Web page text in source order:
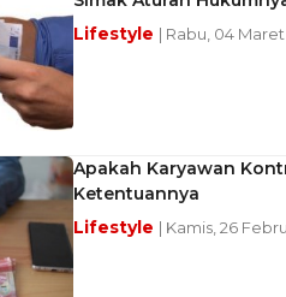
Lifestyle | Rabu, 04 Maret
Apakah Karyawan
Ketentuannya
Lifestyle | Kamis, 26